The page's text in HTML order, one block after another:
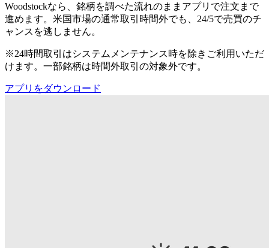
Woodstockなら、銘柄を調べた流れのままアプリで注文まで
進めます。米国市場の通常取引時間外でも、24/5で売買のチ
ャンスを逃しません。
※24時間取引はシステムメンテナンス時を除きご利用いただ
けます。一部銘柄は時間外取引の対象外です。
アプリをダウンロード